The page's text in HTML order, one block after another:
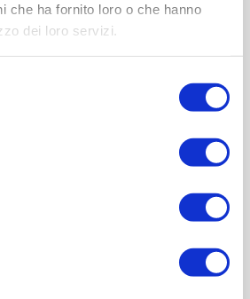
che ha fornito loro o che hanno
dei loro servizi.
ACQUISTA